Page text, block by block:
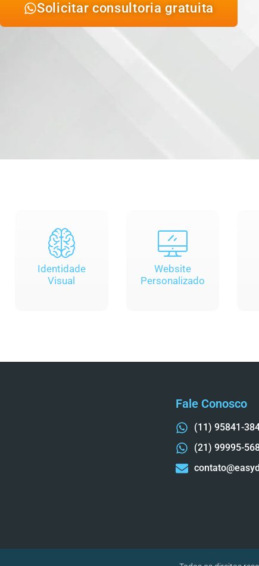
Solicitar consultoria gratuita
Identidade
Visual
Website
Personalizado
Fale Conosco
(11) 95841-
(21) 99995-